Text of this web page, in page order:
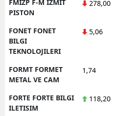
FMIZP F-M IZMIT
PISTON
278,00
FONET FONET
BILGI
TEKNOLOJILERI
5,06
FORMT FORMET
METAL VE CAM
1,74
FORTE FORTE BILGI
ILETISIM
118,20